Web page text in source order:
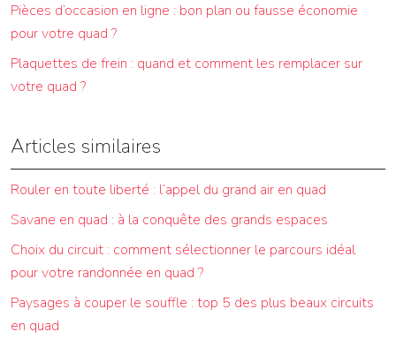
Pièces d’occasion en ligne : bon plan ou fausse économie
pour votre quad ?
Plaquettes de frein : quand et comment les remplacer sur
votre quad ?
Articles similaires
Rouler en toute liberté : l’appel du grand air en quad
Savane en quad : à la conquête des grands espaces
Choix du circuit : comment sélectionner le parcours idéal
pour votre randonnée en quad ?
Paysages à couper le souffle : top 5 des plus beaux circuits
en quad